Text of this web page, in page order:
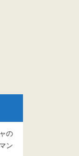
の
ン